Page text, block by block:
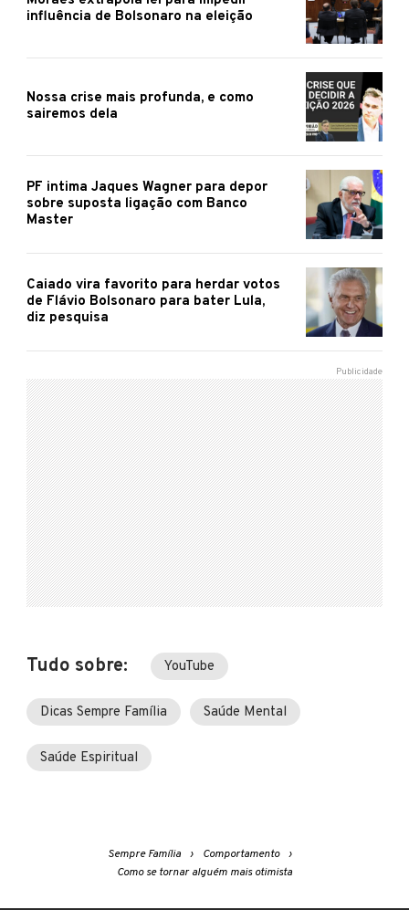
influência de Bolsonaro na eleição
Nossa crise mais profunda, e como
sairemos dela
PF intima Jaques Wagner para depor
sobre suposta ligação com Banco
Master
Caiado vira favorito para herdar votos
de Flávio Bolsonaro para bater Lula,
diz pesquisa
Tudo sobre: YouTube
Dicas Sempre Família Saúde Mental
Saúde Espiritual
Sempre Família
Comportamento
Como se tornar alguém mais otimista